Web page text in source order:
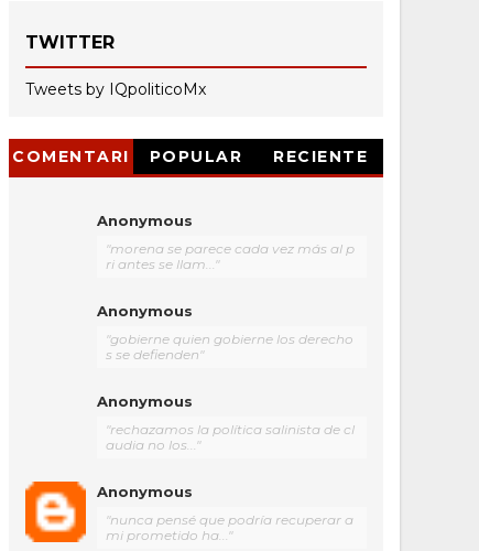
TWITTER
Tweets by IQpoliticoMx
COMENTARI
POPULAR RECIENTE
Anonymous
"morena se parece cada vez más al p
ri antes se llam..."
Anonymous
"gobierne quien gobierne los derecho
s se defienden"
Anonymous
"rechazamos la política salinista de cl
audia no los..."
Anonymous
"nunca pensé que podría recuperar a
mi prometido ha..."